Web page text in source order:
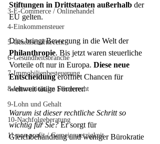
3-E-Commerce / Onlinehandel
4-Einkommensteuer
5-Gesellschaftsrecht
6-Gesundheitsbranche
7-Immobilienbesteuerung
8-Internationales Steuerrecht
9-Lohn und Gehalt
10-Nachfolgeberatung
11-non profit / Gemeinnuetzigkeit
Stiftungen in Drittstaaten außerhalb der
EU gelten.
Dies bringt Bewegung in die Welt der
Philanthropie. Bis jetzt waren steuerliche
Vorteile oft nur in Europa. Diese neue
Entscheidung eröffnet Chancen für
weltweit tätige Förderer.
Warum ist dieser rechtliche Schritt so
wichtig für Sie? Er sorgt für
Gleichbehandlung und weniger Bürokratie